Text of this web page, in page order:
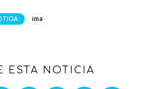
ima
ESTA NOTICIA